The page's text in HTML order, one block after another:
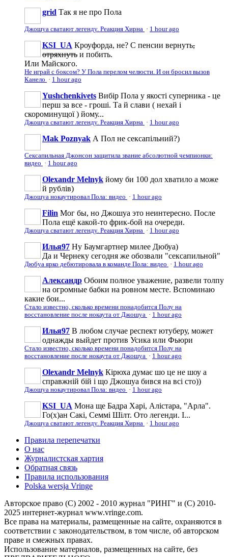
grid Так я не про Пола
Джошуа сватают легенду. Реакция Хирна · 1 hour ago
KSI_UA Кроуфорда, не? С пенсии вернуть,
отряхнуть и побить.
Или Майского.
Не играй с боксом? У Пола перелом челюсти. И он бросил вызов
Канело · 1 hour ago
Yushchenkivets Вибір Пола у якості суперника - це
перш за все - гроші. Та й слави ( нехай і
скороминущої ) йому...
Джошуа сватают легенду. Реакция Хирна · 1 hour ago
Mak Poznyak А Пол не сексапільний?)
Сексапильная Джонсон защитила звание абсолютной чемпионки:
видео · 1 hour ago
Olexandr Melnyk йому би 100 дол хватило а може
й рублів)
Джошуа нокаутировал Пола: видео · 1 hour ago
Filin Мог бы, но Джошуа это неинтересно. После
Пола ещё какой-то фрик-бой на очереди.
Джошуа сватают легенду. Реакция Хирна · 1 hour ago
Илья97 Ну Баумгартнер милее Дюбуа)
Да и Чернеку сегодня же обозвали "сексапильной"
Дюбуа ярко дебютировала в команде Пола: видео · 1 hour ago
Александр Обоим полное уважение, развели толпу
на огромные бабки на ровном месте. Вспоминаю
какие бои...
Стало известно, сколько времени понадобится Полу на
восстановление после нокаута от Джошуа · 1 hour ago
Илья97 В любом случае респект ютуберу, может
однажды выйдет против Усика или Фьюри
Стало известно, сколько времени понадобится Полу на
восстановление после нокаута от Джошуа · 1 hour ago
Olexandr Melnyk Кірюха думає шо це не шоу а
справжній бій і що Джошуа бився на всі сто))
Джошуа нокаутировал Пола: видео · 1 hour ago
KSI_UA Мона ще Бадра Харі, Алістара, "Арла".
Го(х)ан Сакі, Семмі Шілт. Ото легенди. І...
Джошуа сватают легенду. Реакция Хирна · 1 hour ago
Правила перепечатки
О нас
Журналистская хартия
Обратная связь
Правила использования
Polska wersja Vringe
Авторское право (С) 2002 - 2010 журнал "РИНГ" и (С) 2010-
2025 интернет-журнал www.vringe.com.
Все права на материалы, размещенные на сайте, охраняются в
соответствии с законодательством, в том числе, об авторском
праве и смежных правах.
Использование материалов, размещенных на сайте, без